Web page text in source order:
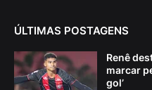
ÚLTIMAS POSTAGENS
Renê
marcar
gol’